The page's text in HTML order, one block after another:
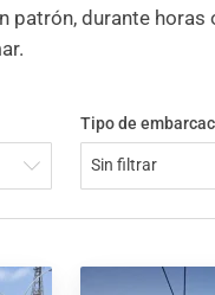
patrón, durante horas
Tipo de
Sin filtrar